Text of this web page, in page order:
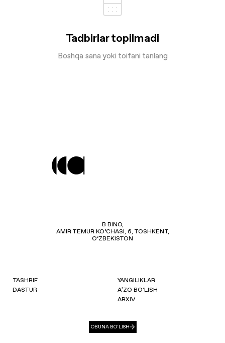
Tadbirlar topilmadi
Boshqa sana yoki toifani tanlang
B BINO,
AMIR TEMUR KO‘CHASI, 6, TOSHKENT,
O‘ZBEKISTON
TASHRIF
DASTUR
YANGILIKLAR
AʼZO BO‘LISH
ARXIV
OBUNA BO‘LISH